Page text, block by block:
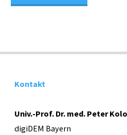
Teilhabe
Kontakt
Univ.-Prof. Dr. med. Peter
digiDEM Bayern